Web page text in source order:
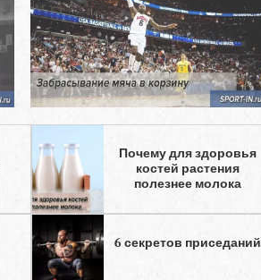
Почему для здоровья
костей растения
полезнее молока
6 секретов приседаний